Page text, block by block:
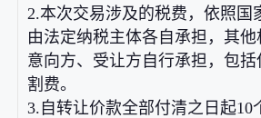
2.本次交易涉及的税费，依照国
由法定纳税主体各自承担，其
意向方、受让方自行承担，包
割费。
3.自转让价款全部付清之日起10